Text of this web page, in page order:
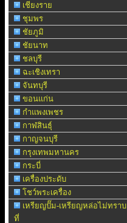
เชียงราย
ชุมพร
ชัยภูมิ
ชัยนาท
ชลบุรี
ฉะเชิงเทรา
จันทบุรี
ขอนแก่น
กำแพงเพชร
กาฬสินธุ์
กาญจนบุรี
กรุงเทพมหานคร
กระบี่
เครื่องประดับ
โชว์พระเครื่อง
เหรียญปั๊ม-เหรียญหล่อไม่ทราบ
ที่